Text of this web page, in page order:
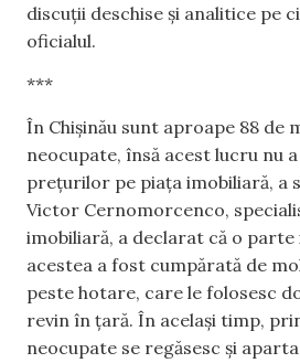
discuții deschise și analitice pe
oficialul.
***
În Chișinău sunt aproape 88 de
neocupate, însă acest lucru nu
prețurilor pe piața imobiliară, a
Victor Cernomorcenco,
imobiliară, a declarat că o
acestea a fost cumpărată de
peste hotare, care le folosesc
revin în țară. În același timp,
neocupate se regăsesc și